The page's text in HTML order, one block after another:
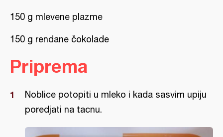
150 g mlevene plazme
150 g rendane čokolade
Priprema
Noblice potopiti u mleko i kada sasvim upiju
poredjati na tacnu.